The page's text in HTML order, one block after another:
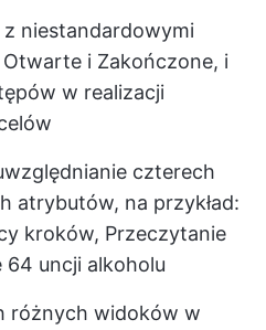
niestandardowymi
i Zakończone, i
w realizacji
czterech
atrybutów, na przykład:
kroków, Przeczytanie
64 uncji alkoholu
różnych widoków w